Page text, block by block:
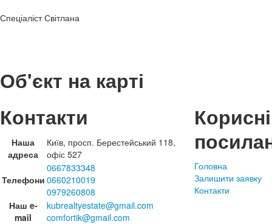
Спеціаліст Світлана
Об'єкт на карті
Контакти
Наша
адреса
Київ, просп. Берестейський 118,
офіс 527
Телефони
0667833348
0660210019
0979260808
Наш e-
mail
kubrealtyestate@gmail.com
comfortik@gmail.com
Корисні
Головна
Залишити заявку
Контакти